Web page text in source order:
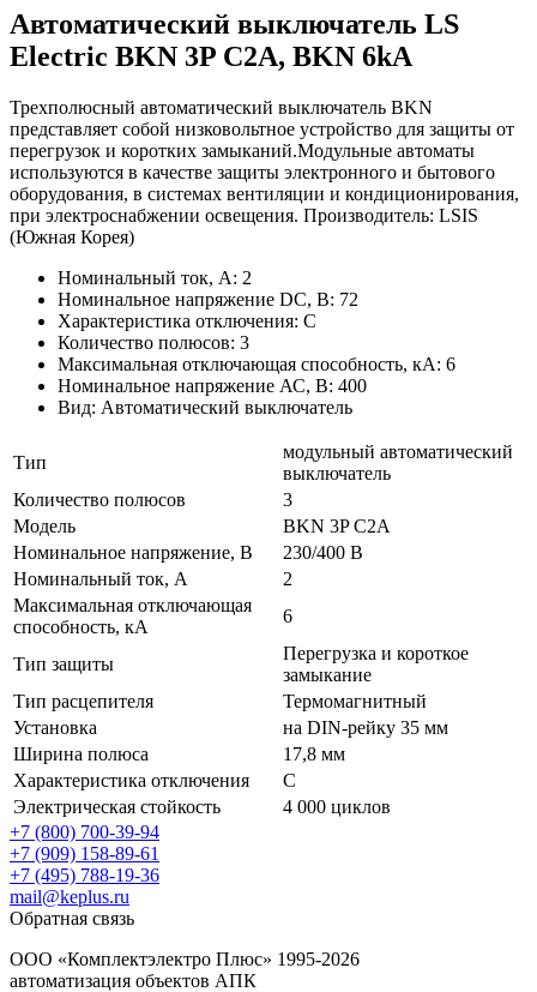
Автоматический выключатель LS
Electric BKN 3P C2A, BKN 6kA
Трехполюсный автоматический выключатель BKN
представляет собой низковольтное устройство для защиты от
перегрузок и коротких замыканий.Модульные автоматы
используются в качестве защиты электронного и бытового
оборудования, в системах вентиляции и кондиционирования,
при электроснабжении освещения. Производитель: LSIS
(Южная Корея)
Номинальный ток, А: 2
Номинальное напряжение DC, В: 72
Характеристика отключения: C
Количество полюсов: 3
Максимальная отключающая способность, кА: 6
Номинальное напряжение АС, В: 400
Вид: Автоматический выключатель
Тип
модульный автоматический
выключатель
Количество полюсов
3
Модель
BKN 3P C2A
Номинальное напряжение, В
230/400 В
Номинальный ток, А
2
Максимальная отключающая
способность, кА
6
Тип защиты
Перегрузка и короткое
замыкание
Тип расцепителя
Термомагнитный
Установка
на DIN-рейку 35 мм
Ширина полюса
17,8 мм
Характеристика отключения
C
Электрическая стойкость
4 000 циклов
+7 (800) 700-39-94
+7 (909) 158-89-61
+7 (495) 788-19-36
mail@keplus.ru
Обратная связь
ООО «Комплектэлектро Плюс» 1995-2026
автоматизация объектов АПК